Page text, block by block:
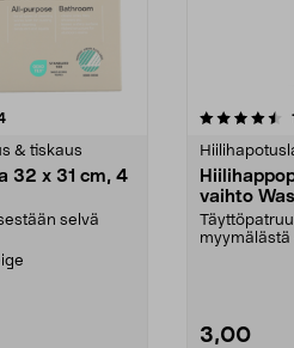
arvostelut
& tiskaus
32 x 31 cm, 4
selvä
vaihto
myymälästä
3,00